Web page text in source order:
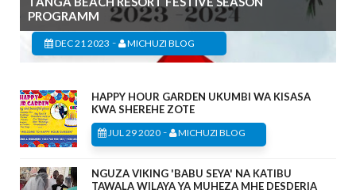
PROGRAMM
DEC 21 2023 - MICHUZI BLOG
HAPPY HOUR GARDEN UKUMBI WA KISASA
KWA SHEREHE ZOTE
JUL 29 2020 - MICHUZI BLOG
NGUZA VIKING 'BABU SEYA' NA KATIBU
TAWALA WILAYA YA MUHEZA MHE DESDERIA